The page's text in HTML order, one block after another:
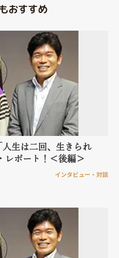
おすすめ
生は二回、生きられ
レポート！＜後編＞
インタビュー・対談